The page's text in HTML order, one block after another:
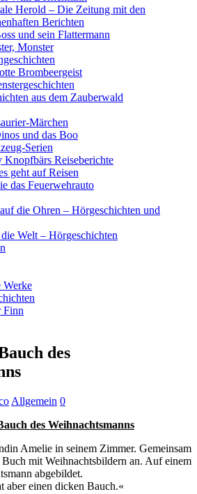
Herold – Die Zeitung mit den
Berichten
und sein Flattermann
Monster
Brombeergeist
aus dem Zauberwald
Märchen
und das Boo
Serien
Knopfbärs Reiseberichte
geht auf Reisen
das Feuerwehrauto
die Ohren – Hörgeschichten und
Welt – Hörgeschichten
Werke
Finn
des
Allgemein 0
des Weihnachtsmanns
Amelie in seinem Zimmer. Gemeinsam
Buch mit Weihnachtsbildern an. Auf einem
abgebildet.
aber einen dicken Bauch.«